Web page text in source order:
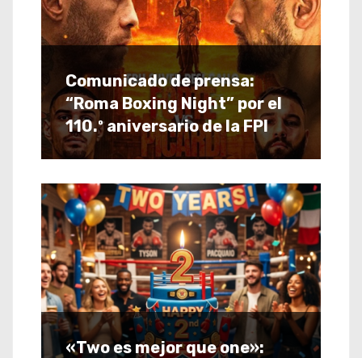
Comunicado de prensa:
“Roma Boxing Night” por el
110.º aniversario de la FPI
«Two es mejor que one»: